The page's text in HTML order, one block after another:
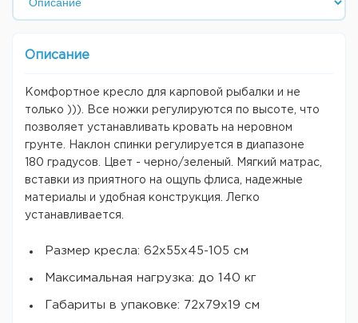
Описание
Комфортное кресло для карповой рыбалки и не
только ))). Все ножки регулируются по высоте, что
позволяет устанавливать кровать на неровном
грунте. Наклон спинки регулируется в диапазоне
180 градусов. Цвет - черно/зеленый. Мягкий матрас,
вставки из приятного на ощупь флиса, надежные
материалы и удобная конструкция. Легко
устанавливается.
Размер кресла: 62х55х45-105 см
Максимальная нагрузка: до 140 кг
Габариты в упаковке: 72х79х19 см